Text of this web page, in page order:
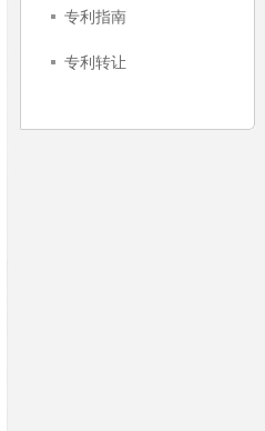
专利指南
专利转让